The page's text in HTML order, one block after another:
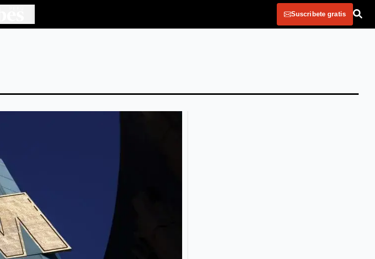
Suscribete gratis